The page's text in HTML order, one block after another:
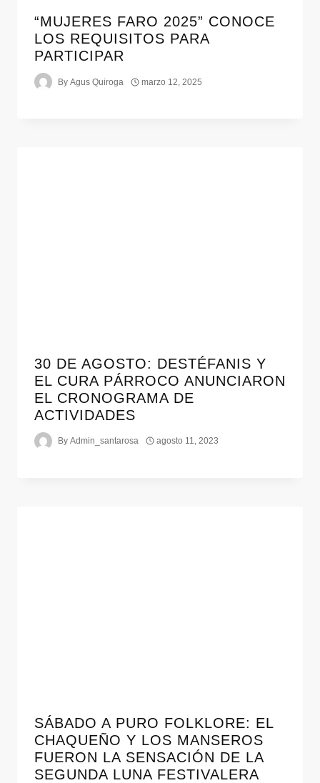
“MUJERES FARO 2025” CONOCE
LOS REQUISITOS PARA
PARTICIPAR
By Agus Quiroga marzo 12, 2025
30 DE AGOSTO: DESTÉFANIS Y
EL CURA PÁRROCO ANUNCIARON
EL CRONOGRAMA DE
ACTIVIDADES
By Admin_santarosa agosto 11, 2023
SÁBADO A PURO FOLKLORE: EL
CHAQUEÑO Y LOS MANSEROS
FUERON LA SENSACIÓN DE LA
SEGUNDA LUNA FESTIVALERA